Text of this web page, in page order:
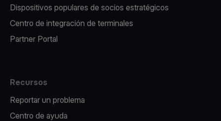
Dispositivos populares de socios estratégicos
Centro de integración de terminales
Partner Portal
Recursos
Reportar un problema
Centro de ayuda